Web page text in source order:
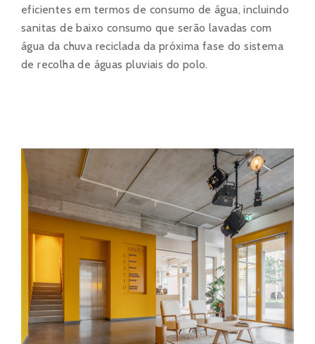
eficientes em termos de consumo de água, incluindo
sanitas de baixo consumo que serão lavadas com
água da chuva reciclada da próxima fase do sistema
de recolha de águas pluviais do polo.